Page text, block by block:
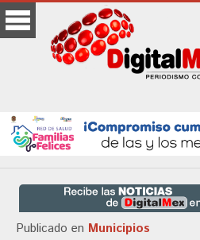
Publicado en Municipios